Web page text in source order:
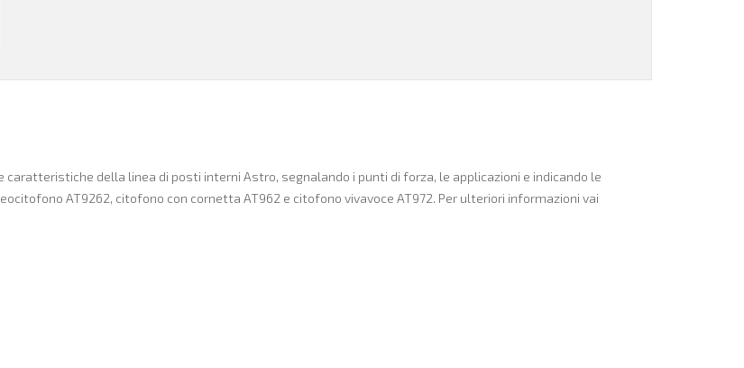
della linea di posti interni Astro, segnalando i punti di forza, le applicazioni e indicando le
AT9262, citofono con cornetta AT962 e citofono vivavoce AT972. Per ulteriori informazioni vai